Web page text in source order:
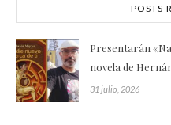
POSTS
Presentarán
novela de
31 julio, 2026